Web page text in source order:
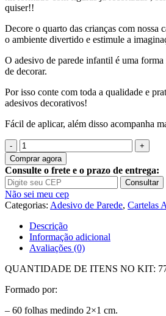
quiser!!
Decore o quarto das crianças com nossa
o ambiente divertido e estimule a
O adesivo de parede infantil é uma
de decorar.
Por isso conte com toda a qualidade e
adesivos decorativos!
Fácil de aplicar, além disso acompanha
Quantidade
de
Adesivo
Infantil
Cartela
Zoo
Safari
Galho
C13
Comprar agora
Consulte o frete e o prazo de entrega:
Consultar
Não sei meu cep
Categorias: Adesivo de Parede, Cartelas
Descrição
Informação adicional
Avaliações (0)
QUANTIDADE DE ITENS NO KIT:
Formado por:
– 60 folhas medindo 2×1 cm.